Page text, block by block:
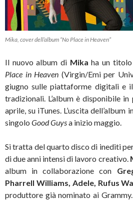
Mika, cover dell’album “No Place in Heaven”
Il nuovo album di Mikaha un
Place in Heaven (Virgin/Emi per
giugno sulle piattaforme digitali e
tradizionali. L’album è disponibile
aprile, su iTunes. L’uscita
singolo Good Guysa inizio maggio.
Si tratta del quarto disco di inediti
di due anni intensi di lavoro creativo.
album in collaborazione con
Pharrell Williams, Adele, Rufus
produttore già nominato ai